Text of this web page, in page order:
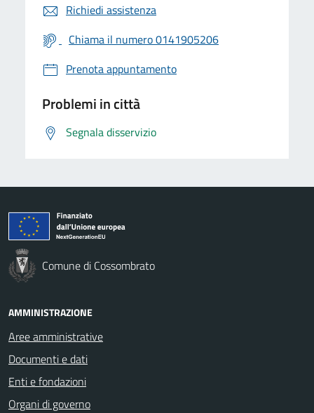
Richiedi assistenza
Chiama il numero 0141905206
Prenota appuntamento
Problemi in città
Segnala disservizio
Comune di Cossombrato
AMMINISTRAZIONE
Aree amministrative
Documenti e dati
Enti e fondazioni
Organi di governo